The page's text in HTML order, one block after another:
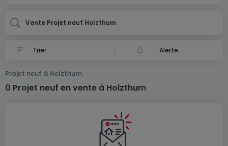
Vente Projet neuf Holzthum
Alerte
Projet neuf à Holzthum
0 Projet neuf en vente à Holzthum